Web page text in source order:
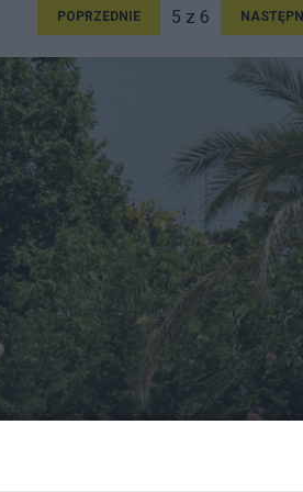
POPRZEDNIE 5 z 6